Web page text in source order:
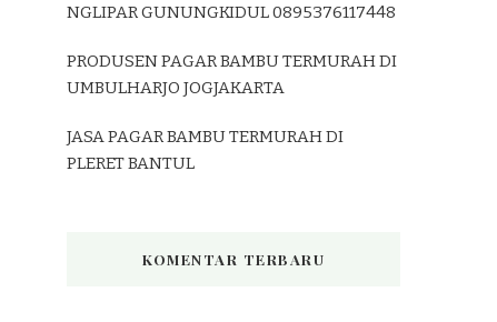
NGLIPAR GUNUNGKIDUL 0895376117448
PRODUSEN PAGAR BAMBU TERMURAH DI
UMBULHARJO JOGJAKARTA
JASA PAGAR BAMBU TERMURAH DI
PLERET BANTUL
KOMENTAR TERBARU